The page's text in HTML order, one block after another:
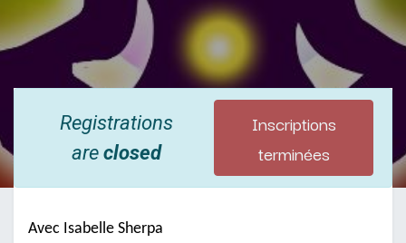
Registrations
areclosed
Inscriptions
terminées
Avec Isabelle Sherpa